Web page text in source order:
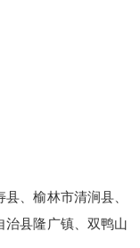
、榆林市清涧县、
治县隆广镇、双鸭山